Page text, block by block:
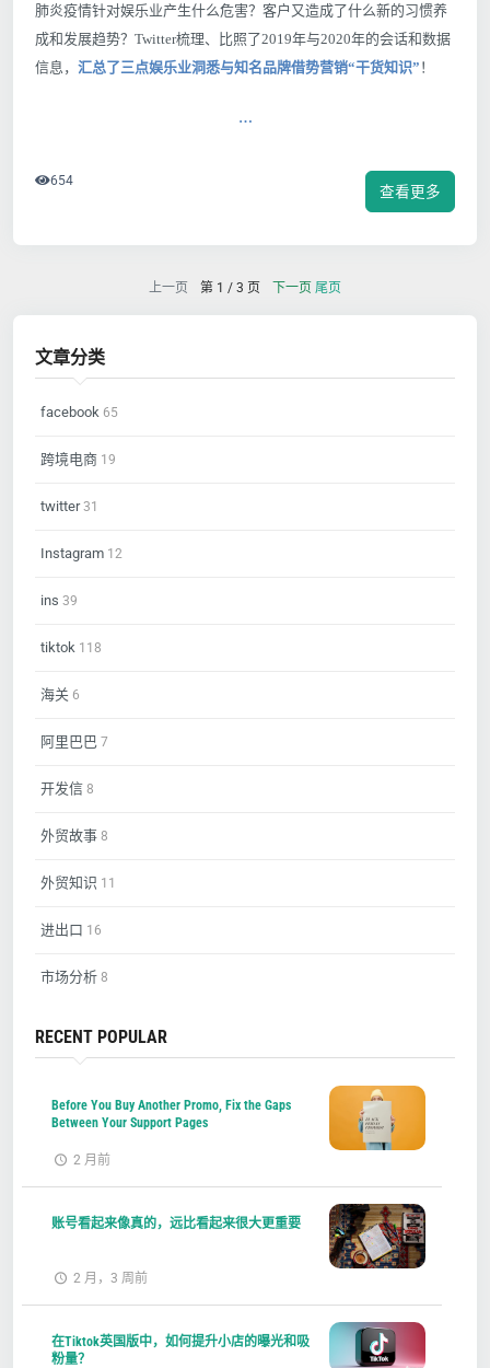
肺炎疫情针对娱乐业产生什么危害？客户又造成了什么新的习惯养
成和发展趋势？Twitter梳理、比照了2019年与2020年的会话和数据
信息， 汇总了三点娱乐业洞悉与知名品牌借势营销“干货知识” ！
…
查看更多
654
上一页 第 1 / 3 页 下一页 尾页
文章分类
facebook 65
跨境电商 19
twitter31
Instagram 12
ins 39
tiktok 118
海关 6
阿里巴巴 7
开发信 8
外贸故事 8
外贸知识 11
进出口 16
市场分析 8
RECENT POPULAR
Before You Buy Another Promo, Fix the Gaps
Between Your Support Pages
2 月前
账号看起来像真的，远比看起来很大更重要
2 月，3 周前
在Tiktok英国版中，如何提升小店的曝光和吸
粉量？